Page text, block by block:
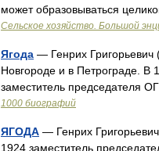
может образовываться
Сельское хозяйство. Большой
Ягода — Генрих Григорьевич
Новгороде и в Петрограде. В
заместитель председателя
1000 биографий
ЯГОДА — Генрих
1924 заместитель